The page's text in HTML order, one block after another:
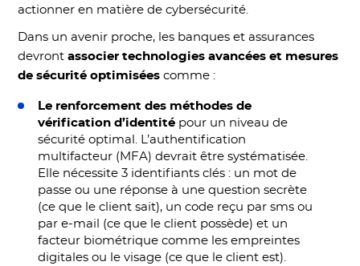
actionner en matière de cybersécurité.
Dans un avenir proche, les banques et assurances
devrontassocier technologies avancées et mesures
de sécurité optimisées comme :
Le renforcement des méthodes de
vérification d’identité pour un niveau de
sécurité optimal. L’authentification
multifacteur (MFA) devrait être systématisée.
Elle nécessite 3 identifiants clés : un mot de
passe ou une réponse à une question secrète
(ce que le client sait), un code reçu par sms ou
par e-mail (ce que le client possède) et un
facteur biométrique comme les empreintes
digitales ou le visage (ce que le client est).